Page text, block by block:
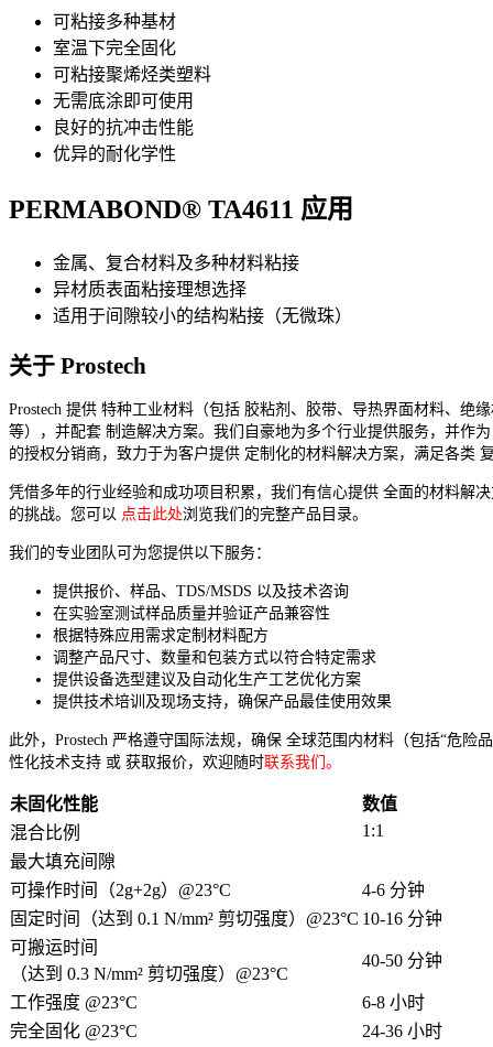
可粘接多种基材
室温下完全固化
可粘接聚烯烃类塑料
无需底涂即可使用
良好的抗冲击性能
优异的耐化学性
PERMABOND® TA4611 应用
金属、复合材料及多种材料粘接
异材质表面粘接理想选择
适用于间隙较小的结构粘接（无微珠）
关于 Prostech
Prostech 提供 特种工业材料（包括 胶粘剂、胶带、导热界面材料、绝
等），并配套 制造解决方案。我们自豪地为多个行业提供服务，并作
的授权分销商，致力于为客户提供 定制化的材料解决方案，满足各类
凭借多年的行业经验和成功项目积累，我们有信心提供 全面的材料解
的挑战。您可以 点击此处浏览我们的完整产品目录。
我们的专业团队可为您提供以下服务：
提供报价、样品、TDS/MSDS 以及技术咨询
在实验室测试样品质量并验证产品兼容性
根据特殊应用需求定制材料配方
调整产品尺寸、数量和包装方式以符合特定需求
提供设备选型建议及自动化生产工艺优化方案
提供技术培训及现场支持，确保产品最佳使用效果
此外，Prostech 严格遵守国际法规，确保 全球范围内材料（包括“危险
性化技术支持 或 获取报价，欢迎随时联系我们。
未固化性能
数值
混合比例
1:1
最大填充间隙
可操作时间（2g+2g）@23°C
4-6 分钟
固定时间（达到 0.1 N/mm² 剪切强度）@23°C 10-16 分钟
可搬运时间
（达到 0.3 N/mm² 剪切强度）@23°C
40-50 分钟
工作强度 @23°C
6-8 小时
完全固化 @23°C
24-36 小时